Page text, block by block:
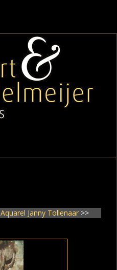
Aquarel Janny Tollenaar >>